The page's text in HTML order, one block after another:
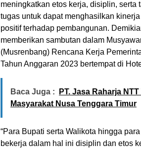
meningkatkan etos kerja, disiplin,
tugas untuk dapat menghasilkan
positif terhadap pembangunan.
memberikan sambutan dalam
(Musrenbang) Rencana Kerja
Tahun Anggaran 2023 bertempat di
Baca Juga :
PT. Jasa Raharja
Masyarakat Nusa Tenggara Timur
“Para Bupati serta Walikota hingga
bekerja dalam hal ini disiplin dan etos